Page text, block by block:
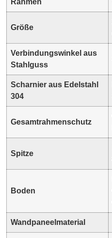
Größe
Verbindungswinkel aus
Stahlguss
Scharnier aus Edelstahl
304
Gesamtrahmenschutz
Spitze
Boden
Wandpaneelmaterial